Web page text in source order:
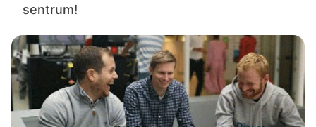
sentrum!